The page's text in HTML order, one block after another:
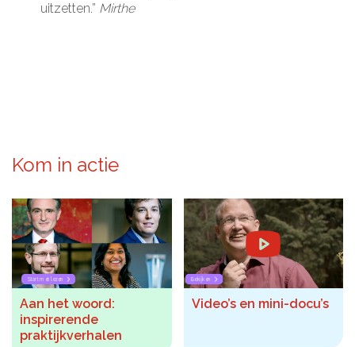
uitzetten.” Mirthe
Kom in actie
Start met lezen
Aan het woord:
inspirerende
praktijkverhalen
Bekijken
Video’s en mini-docu’s